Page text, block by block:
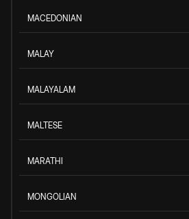
MACEDONIAN
MALAY
MALAYALAM
MALTESE
MARATHI
MONGOLIAN